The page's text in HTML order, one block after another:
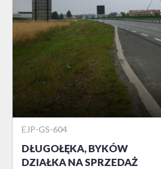
EJP-GS-604
DŁUGOŁĘKA, BYKÓW
DZIAŁKA NA SPRZEDAŻ